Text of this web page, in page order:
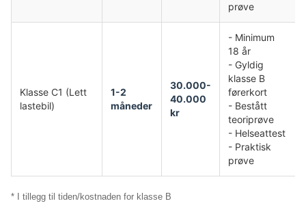
prøve
Klasse C1 (Lett
lastebil)
1-2
måneder
30.000-
40.000
kr
- Minimum
18 år
- Gyldig
klasse B
førerkort
- Bestått
teoriprøve
- Helseattest
- Praktisk
prøve
* I tillegg til tiden/kostnaden for klasse B